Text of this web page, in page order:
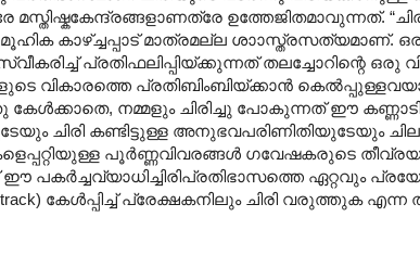
ഉത്തേജിതമാവുന്നത്.
കാഴ്ച്ചപ്പാട് മാത്രമല്ല ശാ‍ാസ്ത്രസത്യമാണ്.
പ്രതിഫലിപ്പിയ്ക്കുന്നത് തലച്ചോറിന്റെ ഒരു
വികാരത്തെ പ്രതിബിംബിയ്ക്കാൻ
കേൾക്കാതെ, നമ്മളും ചിരിച്ചു പോകുന്നത് ഈ
ചിരി കണ്ടിട്ടുള്ള അനുഭവപരിണിതിയുടേയും
പൂർണ്ണവിവരങ്ങൾ ഗവേഷകരുടെ
പകർച്ചവ്യാധിച്ചിരിപ്രതിഭാസത്തെ ഏറ്റവും
കേൾ‌പ്പിച്ച് പ്രേക്ഷകനിലും ചിരി വരുത്തുക എന്ന